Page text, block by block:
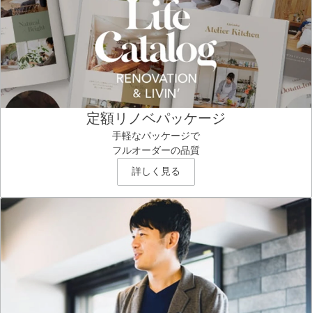
定額リノベパッケージ
手軽なパッケージで
フルオーダーの品質
詳しく見る